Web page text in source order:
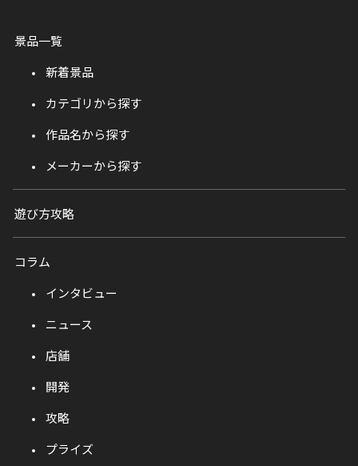
景品一覧
新着景品
カテゴリから探す
作品名から探す
メーカーから探す
遊び方攻略
コラム
インタビュー
ニュース
店舗
開発
攻略
プライズ